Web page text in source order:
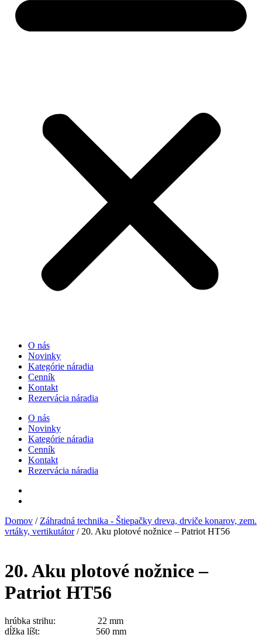
O nás
Novinky
Kategórie náradia
Cenník
Kontakt
Rezervácia náradia
O nás
Novinky
Kategórie náradia
Cenník
Kontakt
Rezervácia náradia
Domov / Záhradná technika - Štiepačky dreva, drviče konarov, zem.
vrtáky, vertikutátor/ 20. Aku plotové nožnice – Patriot HT56
20. Aku plotové nožnice –
Patriot HT56
hrúbka strihu: 22 mm
dĺžka líšt: 560 mm